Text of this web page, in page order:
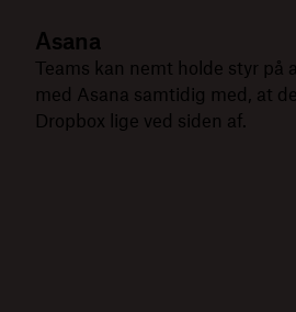
Asana
Teams kan nemt holde styr på
med Asana samtidig med, at
Dropbox lige ved siden af.